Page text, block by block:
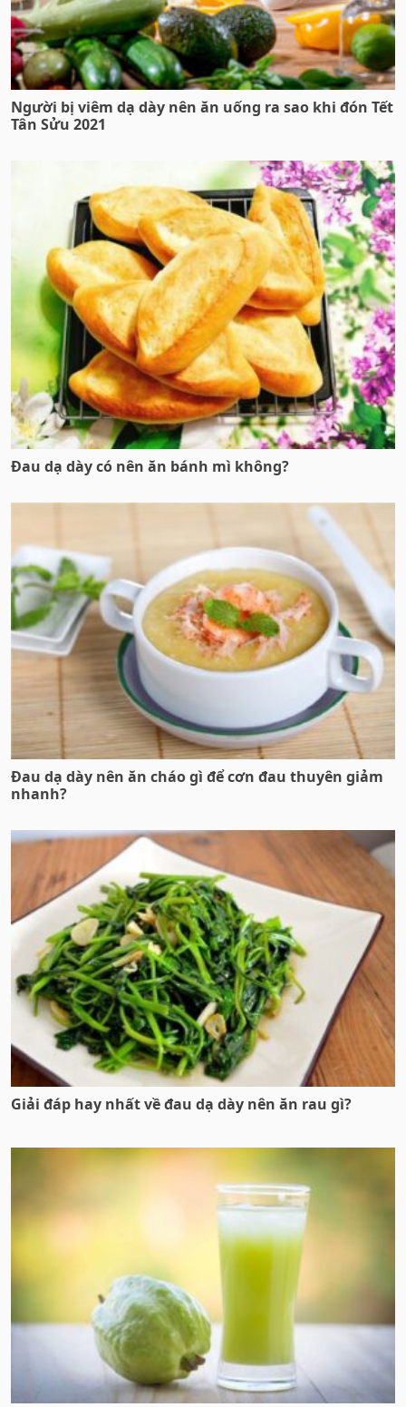
Người bị viêm dạ dày nên ăn uống ra sao khi đón Tết
Tân Sửu 2021
Đau dạ dày có nên ăn bánh mì không?
Đau dạ dày nên ăn cháo gì để cơn đau thuyên giảm
nhanh?
Giải đáp hay nhất về đau dạ dày nên ăn rau gì?